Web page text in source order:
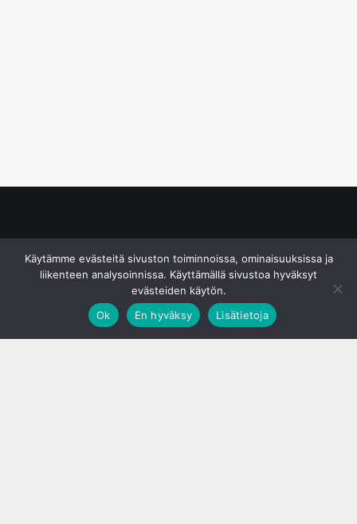
Käytämme evästeitä sivuston toiminnoissa, ominaisuuksissa ja
liikenteen analysoinnissa. Käyttämällä sivustoa hyväksyt
evästeiden käytön.
Ok
En hyväksy Lisätietoja